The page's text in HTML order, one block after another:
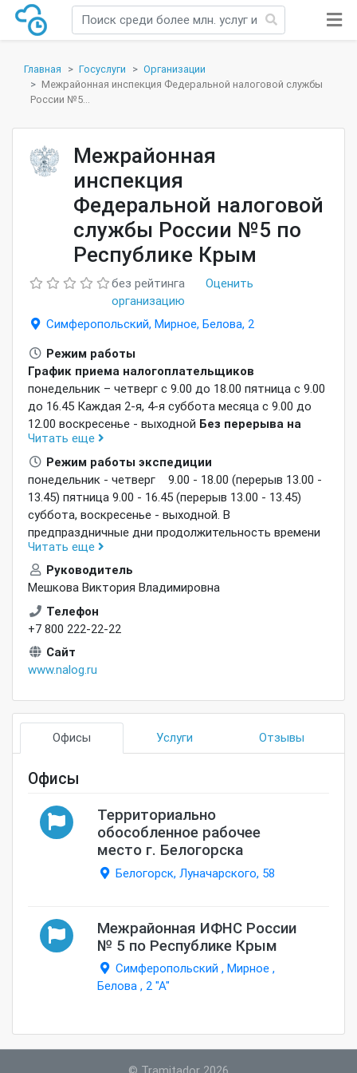
Главная Госуслуги
Организации
Межрайонная инспекция Федеральной налоговой службы
России №5...
Межрайонная
инспекция
Федеральной налоговой
службы России №5 по
Республике Крым
без рейтинга
Оценить
организацию
Симферопольский, Мирное, Белова, 2
Режим работы
График приема налогоплательщиков
понедельник – четверг с 9.00 до 18.00 пятница с 9.00
до 16.45 Каждая 2-я, 4-я суббота месяца с 9.00 до
12.00 воскресенье - выходной Без перерыва на
обедВ предпраздничные дни продолжительность
времени работы сокращается на 1 час.
Читать еще
Режим работы экспедиции
понедельник - четверг 9.00 - 18.00 (перерыв 13.00 -
13.45) пятница 9.00 - 16.45 (перерыв 13.00 - 13.45)
суббота, воскресенье - выходной. В
предпраздничные дни продолжительность времени
работы сокращается на 1 час.
Читать еще
Руководитель
Мешкова Виктория Владимировна
Телефон
+7 800 222-22-22
Сайт
www.nalog.ru
Офисы Услуги Отзывы
Офисы
Территориально
обособленное рабочее
место г. Белогорска
Белогорск, Луначарского, 58
Межрайонная ИФНС России
№ 5 по Республике Крым
Симферопольский , Мирное ,
Белова , 2 "А"